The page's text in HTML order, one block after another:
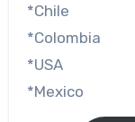
*Chile
*Colombia
*USA
*Mexico